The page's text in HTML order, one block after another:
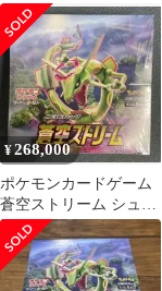
クケース ボックスロ
ーダー23
¥268,000
ポケモンカードゲーム
蒼空ストリーム シュリ
ンク付きBOX